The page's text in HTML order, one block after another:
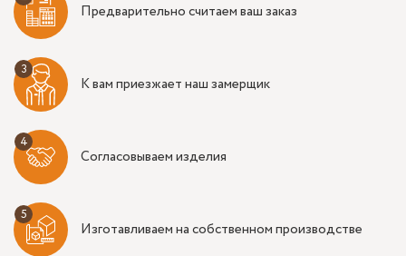
Предварительно считаем ваш заказ
К вам приезжает наш замерщик
Согласовываем изделия
Изготавливаем на собственном производстве